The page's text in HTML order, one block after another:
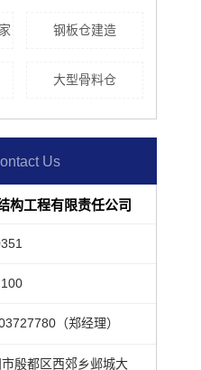
钢板仓建造
大型骨料仓
Us
构工程有限责任公司
（郑经理）
殷都区西郊乡邺城大